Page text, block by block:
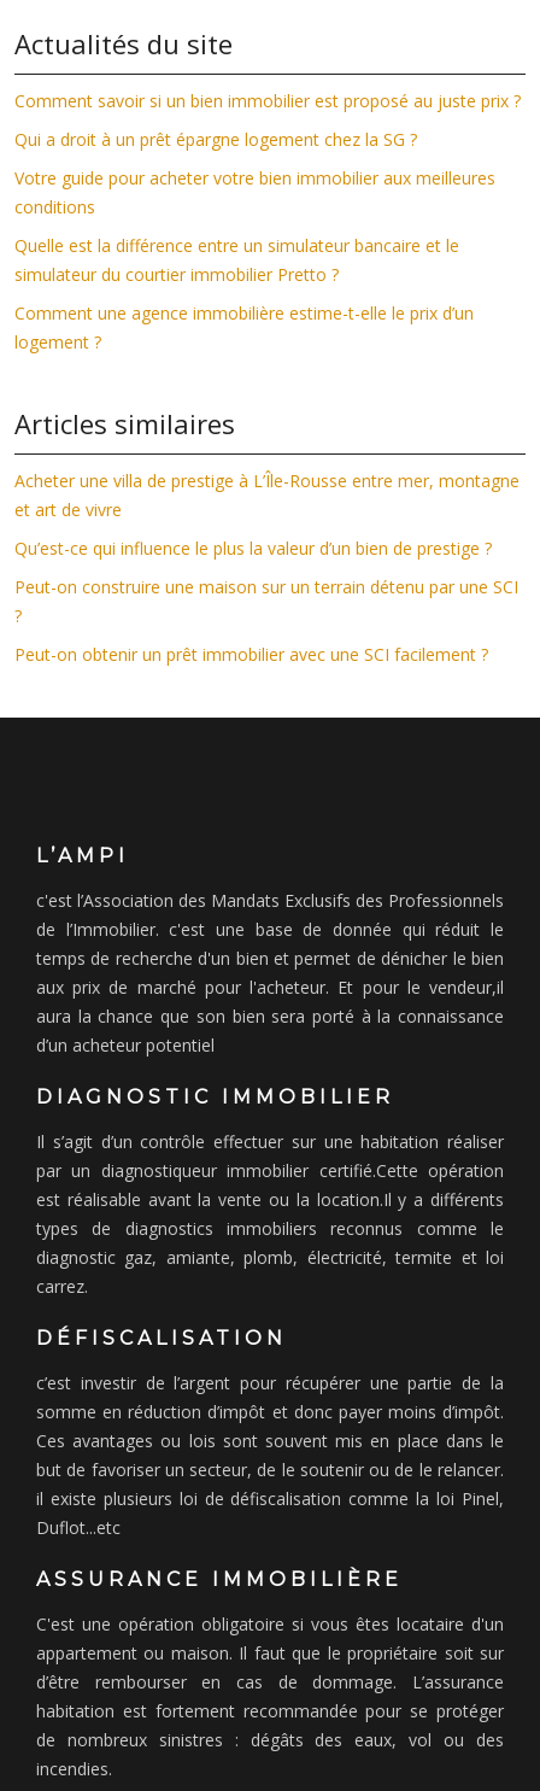
Actualités du site
Comment savoir si un bien immobilier est proposé au juste prix ?
Qui a droit à un prêt épargne logement chez la SG ?
Votre guide pour acheter votre bien immobilier aux meilleures
conditions
Quelle est la différence entre un simulateur bancaire et le
simulateur du courtier immobilier Pretto ?
Comment une agence immobilière estime-t-elle le prix d’un
logement ?
Articles similaires
Acheter une villa de prestige à L’Île-Rousse entre mer, montagne
et art de vivre
Qu’est-ce qui influence le plus la valeur d’un bien de prestige ?
Peut-on construire une maison sur un terrain détenu par une SCI
?
Peut-on obtenir un prêt immobilier avec une SCI facilement ?
L’AMPI
c'est l’Association des Mandats Exclusifs des Professionnels
de l’Immobilier. c'est une base de donnée qui réduit le
temps de recherche d'un bien et permet de dénicher le bien
aux prix de marché pour l'acheteur. Et pour le vendeur,il
aura la chance que son bien sera porté à la connaissance
d’un acheteur potentiel
DIAGNOSTIC IMMOBILIER
Il s’agit d’un contrôle effectuer sur une habitation réaliser
par un diagnostiqueur immobilier certifié.Cette opération
est réalisable avant la vente ou la location.Il y a différents
types de diagnostics immobiliers reconnus comme le
diagnostic gaz, amiante, plomb, électricité, termite et loi
carrez.
DÉFISCALISATION
c’est investir de l’argent pour récupérer une partie de la
somme en réduction d’impôt et donc payer moins d’impôt.
Ces avantages ou lois sont souvent mis en place dans le
but de favoriser un secteur, de le soutenir ou de le relancer.
il existe plusieurs loi de défiscalisation comme la loi Pinel,
Duflot...etc
ASSURANCE IMMOBILIÈRE
C'est une opération obligatoire si vous êtes locataire d'un
appartement ou maison. Il faut que le propriétaire soit sur
d’être rembourser en cas de dommage. L’assurance
habitation est fortement recommandée pour se protéger
de nombreux sinistres : dégâts des eaux, vol ou des
incendies.